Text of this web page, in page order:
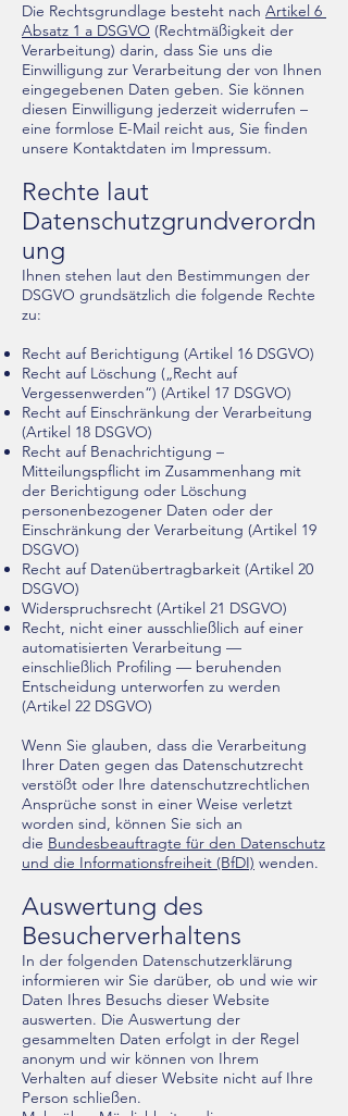
Die Rechtsgrundlage besteht nach Artikel 6
Absatz 1 a DSGVO (Rechtmäßigkeit der
Verarbeitung) darin, dass Sie uns die
Einwilligung zur Verarbeitung der von Ihnen
eingegebenen Daten geben. Sie können
diesen Einwilligung jederzeit widerrufen –
eine formlose E-Mail reicht aus, Sie finden
unsere Kontaktdaten im Impressum.
Rechte laut
Datenschutzgrundverordn
ung
Ihnen stehen laut den Bestimmungen der
DSGVO grundsätzlich die folgende Rechte
zu:
Recht auf Berichtigung (Artikel 16 DSGVO)
Recht auf Löschung („Recht auf
Vergessenwerden“) (Artikel 17 DSGVO)
Recht auf Einschränkung der Verarbeitung
(Artikel 18 DSGVO)
Recht auf Benachrichtigung –
Mitteilungspflicht im Zusammenhang mit
der Berichtigung oder Löschung
personenbezogener Daten oder der
Einschränkung der Verarbeitung (Artikel 19
DSGVO)
Recht auf Datenübertragbarkeit (Artikel 20
DSGVO)
Widerspruchsrecht (Artikel 21 DSGVO)
Recht, nicht einer ausschließlich auf einer
automatisierten Verarbeitung —
einschließlich Profiling — beruhenden
Entscheidung unterworfen zu werden
(Artikel 22 DSGVO)
Wenn Sie glauben, dass die Verarbeitung
Ihrer Daten gegen das Datenschutzrecht
verstößt oder Ihre datenschutzrechtlichen
Ansprüche sonst in einer Weise verletzt
worden sind, können Sie sich an
die Bundesbeauftragte für den Datenschutz
und die Informationsfreiheit (BfDI) wenden.
Auswertung des
Besucherverhaltens
In der folgenden Datenschutzerklärung
informieren wir Sie darüber, ob und wie wir
Daten Ihres Besuchs dieser Website
auswerten. Die Auswertung der
gesammelten Daten erfolgt in der Regel
anonym und wir können von Ihrem
Verhalten auf dieser Website nicht auf Ihre
Person schließen.